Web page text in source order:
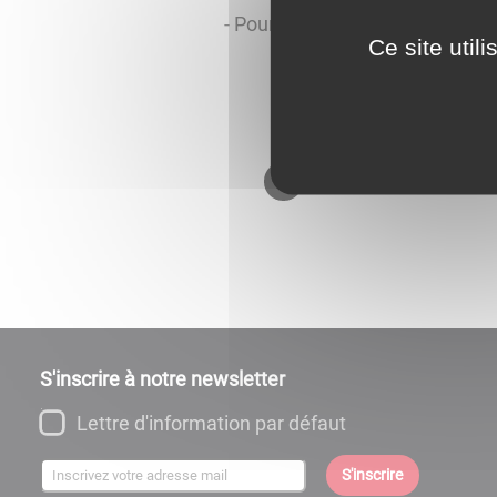
- Pour les séniors, service de
S'inscrire à notre newsletter
Lettre d'information par défaut
S'inscrire
Ce site